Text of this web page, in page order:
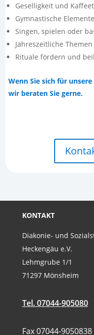
Geselligkeit und
Gymnastische Elemente
Singen, spielen oder
Jahreszeitliche Themen
Rituale fördern und
Wenn Sie sich für
wir beraten Sie gerne.
KONTAKT
Diakonie- und
Heckengäu e.V.
Lehmgrube 1/1
71297 Mönsheim
Tel. 07044-905080
Fax 07044-9050838